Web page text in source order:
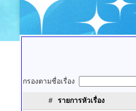
กรองตามชื่อเรื่อง
# รายการหัวเรื่อง